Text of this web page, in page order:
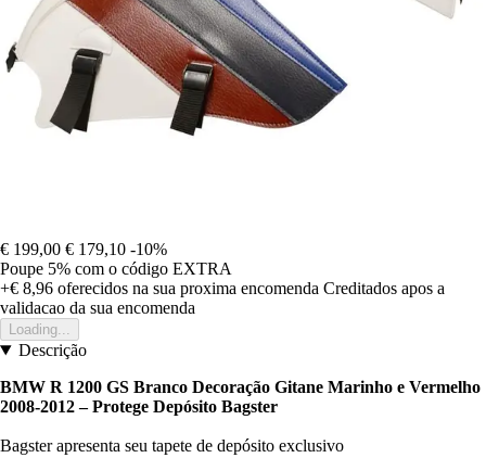
€ 199,00 € 179,10 -10%
Poupe 5% com o código EXTRA
+€ 8,96 oferecidos na sua proxima encomenda Creditados apos a
validacao da sua encomenda
Loading...
Descrição
BMW R 1200 GS Branco Decoração Gitane Marinho e Vermelho
2008-2012 – Protege Depósito Bagster
Bagster apresenta seu tapete de depósito exclusivo